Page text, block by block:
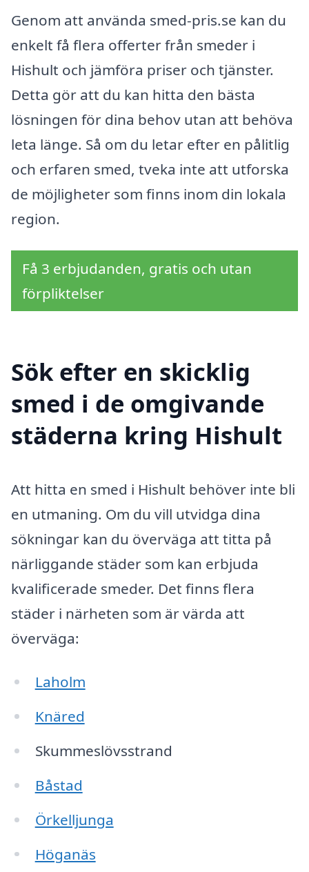
Genom att använda smed-pris.se kan du
enkelt få flera offerter från smeder i
Hishult och jämföra priser och tjänster.
Detta gör att du kan hitta den bästa
lösningen för dina behov utan att behöva
leta länge. Så om du letar efter en pålitlig
och erfaren smed, tveka inte att utforska
de möjligheter som finns inom din lokala
region.
Få 3 erbjudanden, gratis och utan
förpliktelser
Sök efter en skicklig
smed i de omgivande
städerna kring Hishult
Att hitta en smed i Hishult behöver inte bli
en utmaning. Om du vill utvidga dina
sökningar kan du överväga att titta på
närliggande städer som kan erbjuda
kvalificerade smeder. Det finns flera
städer i närheten som är värda att
överväga:
Laholm
Knäred
Skummeslövsstrand
Båstad
Örkelljunga
Höganäs